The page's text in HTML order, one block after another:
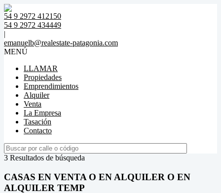
54 9 2972 412150
54 9 2972 434449
|
emanuelb@realestate-patagonia.com
MENÚ
LLAMAR
Propiedades
Emprendimientos
Alquiler
Venta
La Empresa
Tasación
Contacto
3 Resultados de búsqueda
CASAS EN VENTA O EN ALQUILER O EN
ALQUILER TEMP